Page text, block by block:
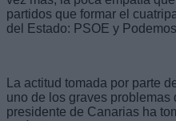
partidos que formar el
del Estado: PSOE y
La actitud tomada por parte
uno de los graves
presidente de Canarias ha